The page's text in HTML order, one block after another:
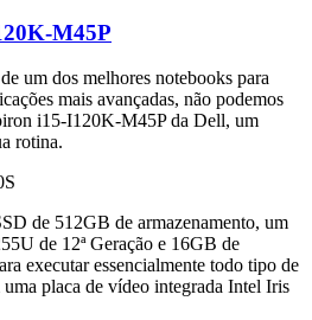
M45P
um dos melhores notebooks para
mais avançadas, não podemos
i15-I120K-M45P da Dell, um
rotina.
de 512GB de armazenamento, um
de 12ª Geração e 16GB de
executar essencialmente todo tipo de
placa de vídeo integrada Intel Iris